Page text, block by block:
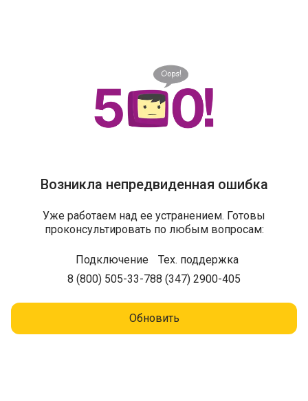
Возникла непредвиденная ошибка
Уже работаем над ее устранением. Готовы
проконсультировать по любым вопросам:
Подключение
8 (800) 505-33-78
Тех. поддержка
8 (347) 2900-405
Обновить